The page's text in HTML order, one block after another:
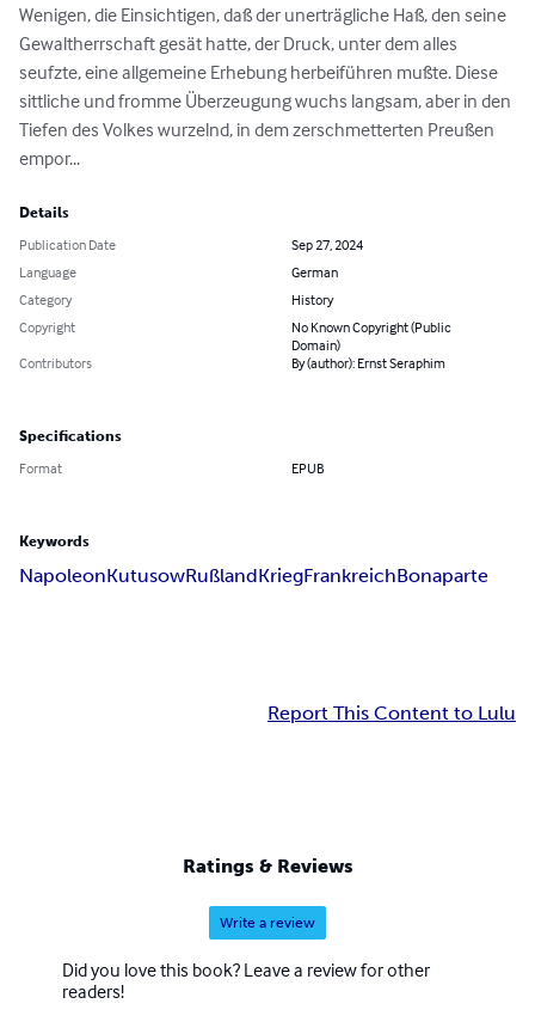
Wenigen, die Einsichtigen, daß der unerträgliche Haß, den seine
Gewaltherrschaft gesät hatte, der Druck, unter dem alles
seufzte, eine allgemeine Erhebung herbeiführen mußte. Diese
sittliche und fromme Überzeugung wuchs langsam, aber in den
Tiefen des Volkes wurzelnd, in dem zerschmetterten Preußen
empor...
Details
Publication Date
Sep 27, 2024
Language
German
Category
History
Copyright
No Known Copyright (Public
Domain)
Contributors
By (author): Ernst Seraphim
Specifications
Format EPUB
Keywords
NapoleonKutusowRußlandKriegFrankreichBonaparte
Report This Content to Lulu
Ratings & Reviews
Write a review
Did you love this book? Leave a review for other
readers!